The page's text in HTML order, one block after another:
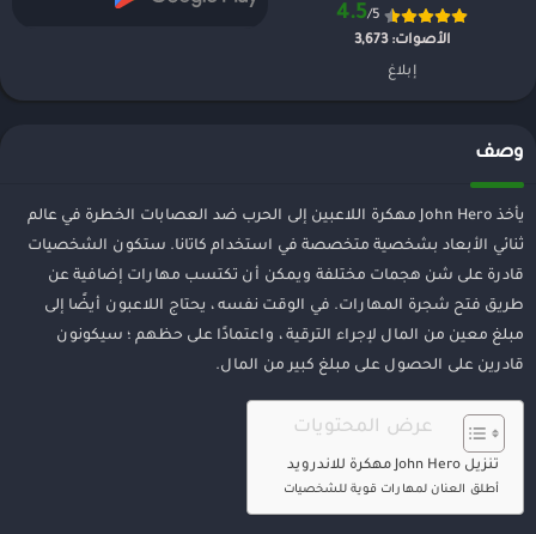
4.5/5
الأصوات:3,673
إبلاغ
وصف
يأخذ John Hero مهكرة اللاعبين إلى الحرب ضد العصابات الخطرة في عالم
ثنائي الأبعاد بشخصية متخصصة في استخدام كاتانا. ستكون الشخصيات
قادرة على شن هجمات مختلفة ويمكن أن تكتسب مهارات إضافية عن
طريق فتح شجرة المهارات. في الوقت نفسه ، يحتاج اللاعبون أيضًا إلى
مبلغ معين من المال لإجراء الترقية ، واعتمادًا على حظهم ؛ سيكونون
قادرين على الحصول على مبلغ كبير من المال.
عرض المحتويات
تنزيل John Hero مهكرة للاندرويد
أطلق العنان لمهارات قوية للشخصيات